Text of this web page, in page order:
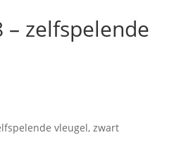
– zelfspelende
vleugel, zwart